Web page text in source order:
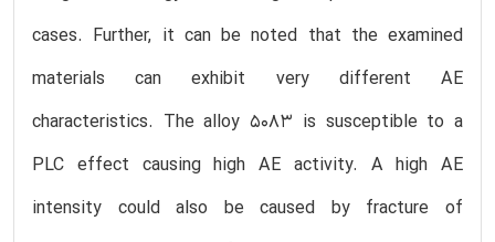
cases. Further, it can be noted that the examined
materials can exhibit very different AE
characteristics. The alloy 5083 is susceptible to a
PLC effect causing high AE activity. A high AE
intensity could also be caused by fracture of